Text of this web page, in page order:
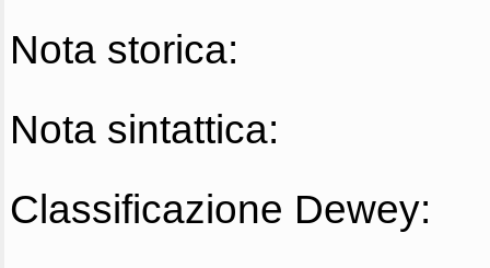
Nota storica:
Nota sintattica:
Classificazione Dewey: